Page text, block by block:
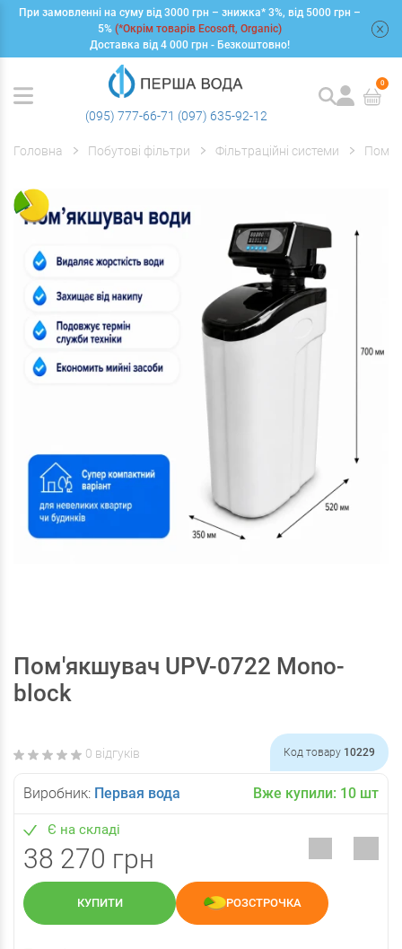
При замовленні на суму від 3000 грн – знижка* 3%, від 5000 грн –
5% (*Окрім товарів Ecosoft, Organic)
Доставка від 4 000 грн - Безкоштовно!
(095) 777-66-71 (097) 635-92-12
0
Головна Побутові фільтри Фільтраційні системи
Пом'якшувач UPV-0722 Mono-
block
0 відгуків Код товару 10229
Виробник: Первая вода Вже купили: 10 шт
Є на складі
38 270 грн
КУПИТИ РОЗСТРОЧКА